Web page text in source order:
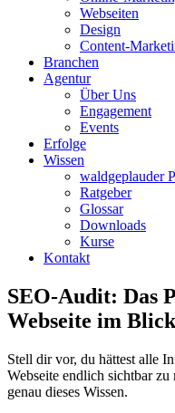
Webseiten
Design
Content-
Branchen
Agentur
Über Uns
Engagement
Events
Erfolge
Wissen
waldgeplauder
Ratgeber
Glossar
Downloads
Kurse
Kontakt
SEO-Audit: Das
Webseite im
Stell dir vor, du hättest alle
Webseite endlich sichtbar
genau dieses Wissen.